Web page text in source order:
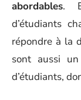
abordables.
d’étudiants
répondre à la
sont aussi
d’étudiants,